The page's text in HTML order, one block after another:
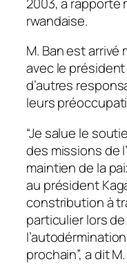
rwandaise.
M. Ban est arrivé
avec le
d’autres
leurs
“Je salue le
des missions de
maintien de la
au président
constribution à
particulier lors
prochain”, a dit